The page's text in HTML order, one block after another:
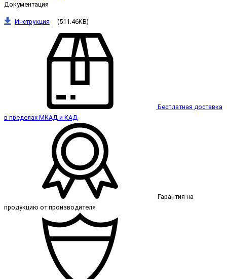
Документация
Инструкция (511.46KB)
Бесплатная доставка
в пределах МКАД и КАД
Гарантия на
продукцию от производителя